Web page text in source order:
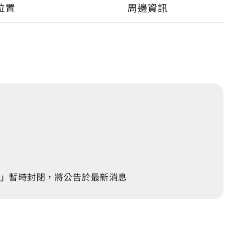
置 周邊資訊
暫時封閉，將公告於最新消息